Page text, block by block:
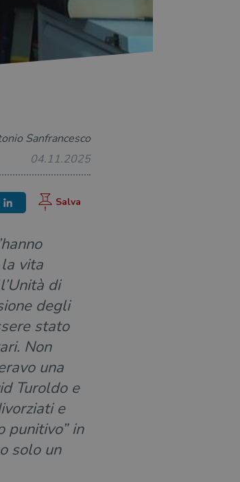
Sanfrancesco
04.11.2025
vita
di
degli
stato
Non
una
Turoldo e
e
punitivo” in
solo un